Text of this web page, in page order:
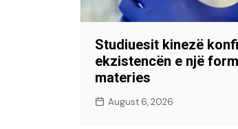
Studiuesit kinezë
ekzistencën e një
materies
August 6, 2026